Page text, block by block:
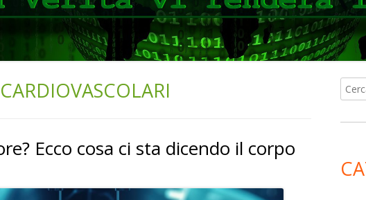
Ecco cosa ci sta dicendo il corpo
per: